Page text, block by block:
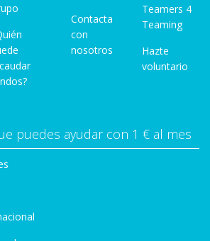
Contacta
con
nosotros
Teamers 4
Teaming
Hazte
voluntario
puedes ayudar con 1 € al mes